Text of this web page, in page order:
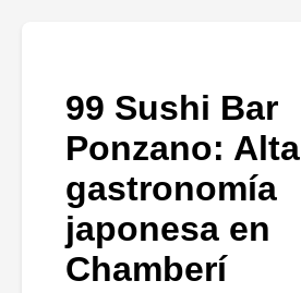
99 Sushi Bar
Ponzano: Alta
gastronomía
japonesa en
Chamberí